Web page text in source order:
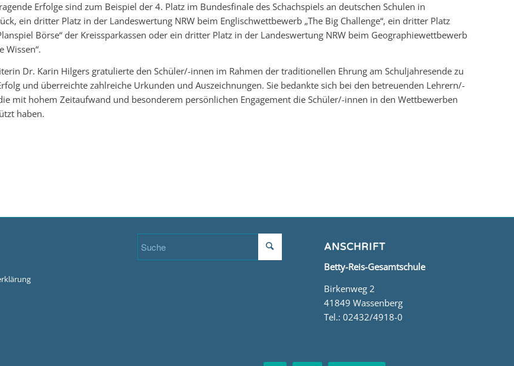
Erfolge sind zum Beispiel der 4. Platz im Bundesfinale des Schachspiels an deutschen Schulen in
ein dritter Platz in der Landeswertung NRW beim Englischwettbewerb „The Big Challenge“, ein dritter Platz
Börse“ der Kreissparkassen oder ein dritter Platz in der Landeswertung NRW beim Geographiewettbewerb
Wissen“.
Dr. Karin Hilgers gratulierte den Schüler/-innen im Rahmen der traditionellen Ehrung am Schuljahresende zu
und überreichte zahlreiche Urkunden und Auszeichnungen. Sie bedankte sich bei den betreuenden Lehrern/-
mit hohem Zeitaufwand und besonderem persönlichen Engagement die Schüler/-innen in den Wettbewerben
haben.
ANSCHRIFT
Betty-Reis-Gesamtschule
Birkenweg 2
41849 Wassenberg
Tel.: 02432/4918-0